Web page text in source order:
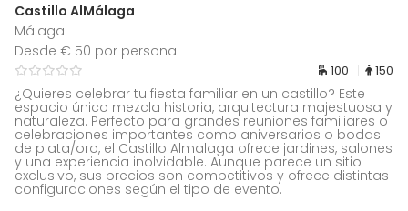
Castillo AlMálaga
Málaga
Desde € 50 por persona
100 150
¿Quieres celebrar tu fiesta familiar en un castillo? Este
espacio único mezcla historia, arquitectura majestuosa y
naturaleza. Perfecto para grandes reuniones familiares o
celebraciones importantes como aniversarios o bodas
de plata/oro, el Castillo Almalaga ofrece jardines, salones
y una experiencia inolvidable. Aunque parece un sitio
exclusivo, sus precios son competitivos y ofrece distintas
configuraciones según el tipo de evento.